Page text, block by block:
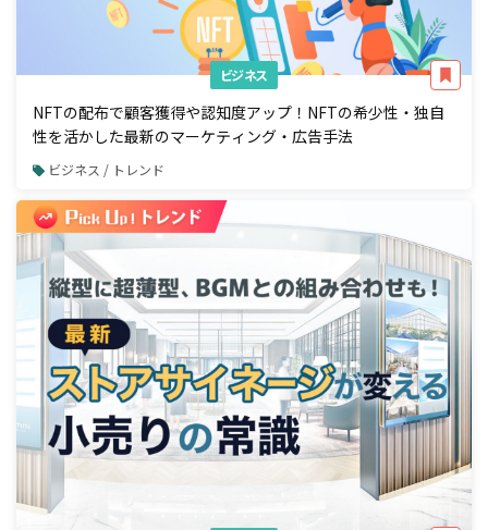
ビジネス
NFTの配布で顧客獲得や認知度アップ！NFTの希少性・独自
性を活かした最新のマーケティング・広告手法
ビジネス / トレンド